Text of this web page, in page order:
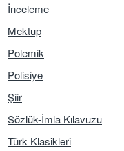
İnceleme
Mektup
Polemik
Polisiye
Şiir
Sözlük-İmla Kılavuzu
Türk Klasikleri